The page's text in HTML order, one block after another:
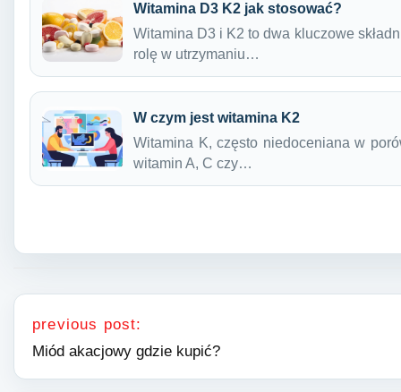
Witamina D3 K2 jak stosować?
Witamina D3 i K2 to dwa kluczowe
rolę w utrzymaniu…
W czym jest witamina K2
Witamina K, często niedoceniana w
witamin A, C czy…
Nawigacja wpisu
previous post:
Miód akacjowy gdzie kupić?